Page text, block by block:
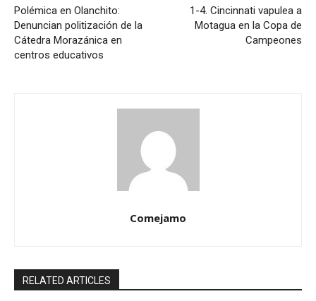
Polémica en Olanchito:
Denuncian politización de la
Cátedra Morazánica en
centros educativos
1-4. Cincinnati vapulea a
Motagua en la Copa de
Campeones
Comejamo
RELATED ARTICLES